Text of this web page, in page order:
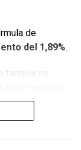
de
del 1,89%.
no
del